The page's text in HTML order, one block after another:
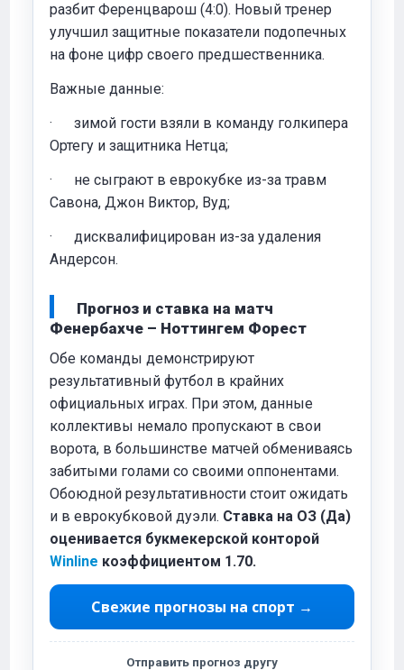
разбит Ференцварош (4:0). Новый тренер
улучшил защитные показатели подопечных
на фоне цифр своего предшественника.
Важные данные:
· зимой гости взяли в команду голкипера
Ортегу и защитника Нетца;
· не сыграют в еврокубке из-за травм
Савона, Джон Виктор, Вуд;
· дисквалифицирован из-за удаления
Андерсон.
Прогноз и ставка на матч
Фенербахче – Ноттингем Форест
Обе команды демонстрируют
результативный футбол в крайних
официальных играх. При этом, данные
коллективы немало пропускают в свои
ворота, в большинстве матчей обмениваясь
забитыми голами со своими оппонентами.
Обоюдной результативности стоит ожидать
и в еврокубковой дуэли. Ставка на ОЗ (Да)
оценивается букмекерской конторой
Winline коэффициентом 1.70.
Свежие прогнозы на спорт →
Отправить прогноз другу